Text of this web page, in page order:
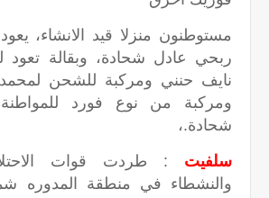
مستوطنون منزلا قيد الانشاء،
ربحي عادل شحادة، وبقالة تعود
نايف حنني ومركبة للشحن
ومركبة من نوع فورد
شحادة.،
سلفيت : طردت قوات
والنشطاء في منطقة المدوره